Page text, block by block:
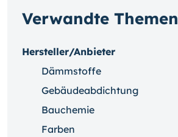
Verwandte Themen
Hersteller/Anbieter
Dämmstoffe
Gebäudeabdichtung
Bauchemie
Farben